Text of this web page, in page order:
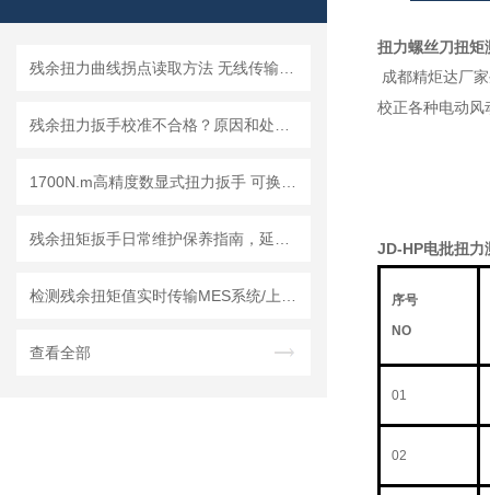
查看全部
扭力螺丝刀扭矩
成都精炬达厂
校正各种电动风
JD-HP电批扭力
序号
NO
01
02